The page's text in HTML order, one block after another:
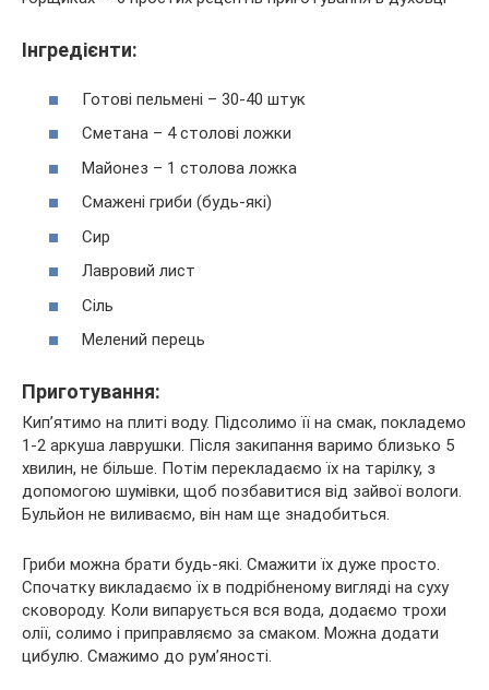
Інгредієнти:
Готові пельмені – 30-40 штук
Сметана – 4 столові ложки
Майонез – 1 столова ложка
Смажені гриби (будь-які)
Сир
Лавровий лист
Сіль
Мелений перець
Приготування:
Кип’ятимо на плиті воду. Підсолимо її на смак, покладемо
1-2 аркуша лаврушки. Після закипання варимо близько 5
хвилин, не більше. Потім перекладаємо їх на тарілку, з
допомогою шумівки, щоб позбавитися від зайвої вологи.
Бульйон не виливаємо, він нам ще знадобиться.
Гриби можна брати будь-які. Смажити їх дуже просто.
Спочатку викладаємо їх в подрібненому вигляді на суху
сковороду. Коли випарується вся вода, додаємо трохи
олії, солимо і приправляємо за смаком. Можна додати
цибулю. Смажимо до рум’яності.